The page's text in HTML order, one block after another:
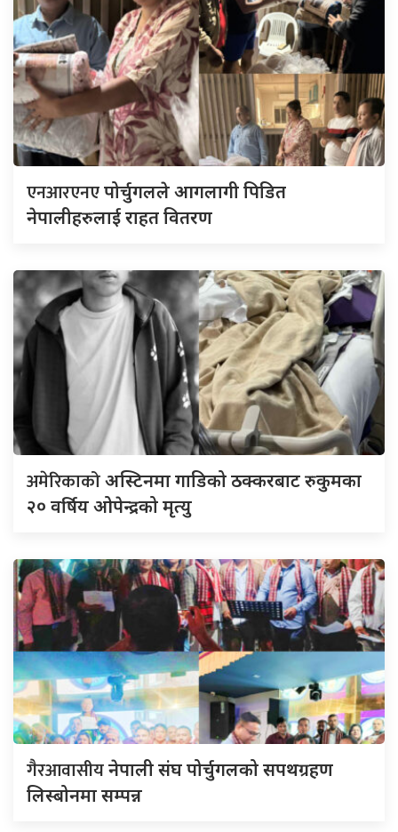
एनआरएनएपोर्चुगलले आगलागी पिडित
नेपालीहरुलाई राहत वितरण
अमेरिकाकोअस्टिनमा गाडिको ठक्करबाट रुकुमका
२० वर्षिय ओपेन्द्रको मृत्यु
गैरआवासीयनेपाली संघ पोर्चुगलको सपथग्रहण
लिस्बोनमा सम्पन्न